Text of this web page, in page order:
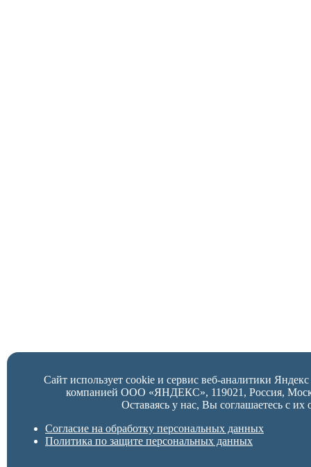
Сайт использует cookie и сервис веб-аналитики
компанией ООО «ЯНДЕКС», 119021, Россия,
Оставаясь у нас, Вы соглашаетесь с их
Согласие на обработку персональных данных
Политика по защите персональных данных